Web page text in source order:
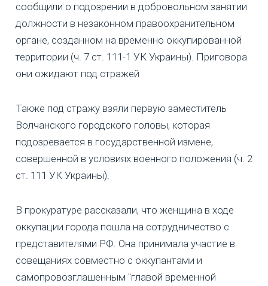
сообщили о подозрении в добровольном занятии
должности в незаконном правоохранительном
органе, созданном на временно оккупированной
территории (ч. 7 ст. 111-1 УК Украины). Приговора
они ожидают под стражей
Также под стражу взяли первую заместитель
Волчанского городского головы, которая
подозревается в государственной измене,
совершенной в условиях военного положения (ч. 2
ст. 111 УК Украины).
В прокуратуре рассказали, что женщина в ходе
оккупации города пошла на сотрудничество с
представителями РФ. Она принимала участие в
совещаниях совместно с оккупантами и
самопровозглашенным "главой временной